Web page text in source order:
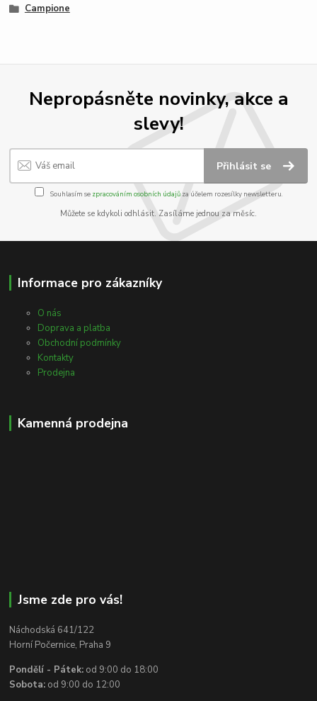
Campione
Nepropásněte novinky, akce a
slevy!
Přihlásit se
Souhlasím se zpracováním osobních údajůza účelem rozesílky newsletteru.
Můžete se kdykoli odhlásit. Zasíláme jednou za měsíc.
Informace pro zákazníky
O nás
Doprava a platba
Obchodní podmínky
Kontakty
Prodejna
Kamenná prodejna
Jsme zde pro vás!
Náchodská 641/122
Horní Počernice, Praha 9
Pondělí - Pátek: od 9:00 do 18:00
Sobota: od 9:00 do 12:00